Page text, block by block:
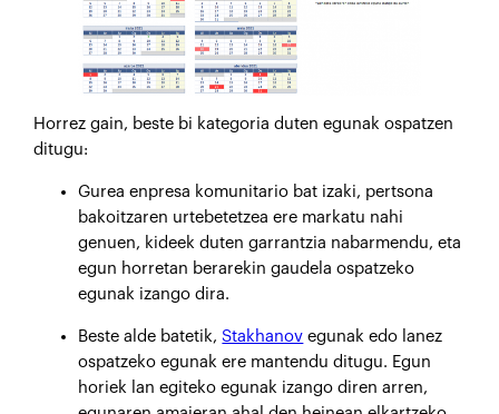
Horrez gain, beste bi kategoria duten egunak ospatzen
ditugu:
Gurea enpresa komunitario bat izaki, pertsona
bakoitzaren urtebetetzea ere markatu nahi
genuen, kideek duten garrantzia nabarmendu, eta
egun horretan berarekin gaudela ospatzeko
egunak izango dira.
Beste alde batetik,Stakhanov egunak edo lanez
ospatzeko egunak ere mantendu ditugu. Egun
horiek lan egiteko egunak izango diren arren,